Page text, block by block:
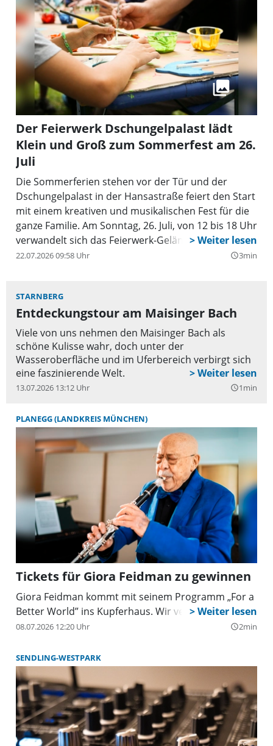
Der Feierwerk Dschungelpalast lädt
Klein und Groß zum Sommerfest am 26.
Juli
Die Sommerferien stehen vor der Tür und der
Dschungelpalast in der Hansastraße feiert den Start
mit einem kreativen und musikalischen Fest für die
ganze Familie. Am Sonntag, 26. Juli, von 12 bis 18 Uhr
verwandelt sich das Feierwerk-Gelände wieder in
eine bunte Dschungelparty mit vielen Mitmach-
und Klein.
22.07.2026 09:58 Uhr query_builder3min
STARNBERG
Entdeckungstour am Maisinger Bach
Viele von uns nehmen den Maisinger Bach als
schöne Kulisse wahr, doch unter der
Wasseroberfläche und im Uferbereich verbirgt sich
eine faszinierende Welt.
13.07.2026 13:12 Uhr query_builder1min
PLANEGG (LANDKREIS MÜNCHEN)
Tickets für Giora Feidman zu gewinnen
Giora Feidman kommt mit seinem Programm „For a
Better World” ins Kupferhaus. Wir verlosen Tickets.
08.07.2026 12:20 Uhr query_builder2min
SENDLING-WESTPARK